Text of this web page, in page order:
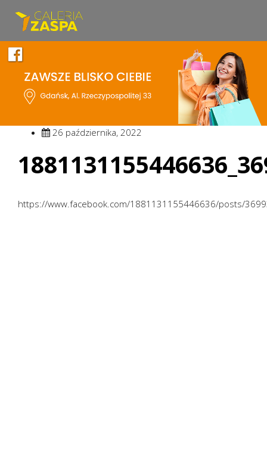
26 października, 2022
https://www.facebook.com/1881131155446636/posts/